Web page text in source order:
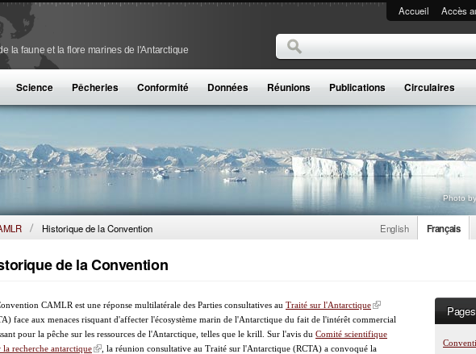
la faune et la flore marines de l'Antarctique
Accueil Accès
Formulaire de recherche
Rechercher
Science Pêcheries Conformité Données Réunions Publications Circulaires
Photo
English Français
Historique de la Convention
de la Convention
CAMLR est une réponse multilatérale des Parties consultatives au Traité sur l'Antarctique
face aux menaces risquant d'affecter l'écosystème marin de l'Antarctique du fait de l'intérêt commercial
pour la pêche sur les ressources de l'Antarctique, telles que le krill. Sur l'avis du Comité scientifique
la recherche antarctique
, la réunion consultative au Traité sur l'Antarctique (RCTA) a convoqué la